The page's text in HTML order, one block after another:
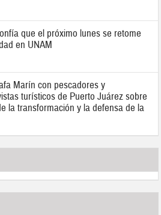
que el próximo lunes se retome
en UNAM
Marín con pescadores y
turísticos de Puerto Juárez sobre
la transformación y la defensa de la